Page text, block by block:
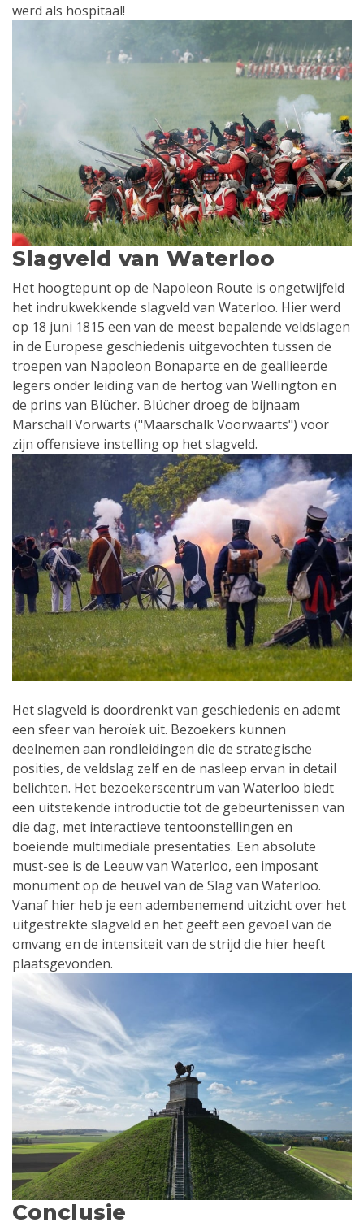
werd als hospitaal!
Slagveld van Waterloo
Het hoogtepunt op de Napoleon Route is ongetwijfeld
het indrukwekkende slagveld van Waterloo. Hier werd
op 18 juni 1815 een van de meest bepalende veldslagen
in de Europese geschiedenis uitgevochten tussen de
troepen van Napoleon Bonaparte en de geallieerde
legers onder leiding van de hertog van Wellington en
de prins van Blücher. Blücher droeg de bijnaam
Marschall Vorwärts ("Maarschalk Voorwaarts") voor
zijn offensieve instelling op het slagveld.
Het slagveld is doordrenkt van geschiedenis en ademt
een sfeer van heroïek uit. Bezoekers kunnen
deelnemen aan rondleidingen die de strategische
posities, de veldslag zelf en de nasleep ervan in detail
belichten. Het bezoekerscentrum van Waterloo biedt
een uitstekende introductie tot de gebeurtenissen van
die dag, met interactieve tentoonstellingen en
boeiende multimediale presentaties. Een absolute
must-see is de Leeuw van Waterloo, een imposant
monument op de heuvel van de Slag van Waterloo.
Vanaf hier heb je een adembenemend uitzicht over het
uitgestrekte slagveld en het geeft een gevoel van de
omvang en de intensiteit van de strijd die hier heeft
plaatsgevonden.
Conclusie